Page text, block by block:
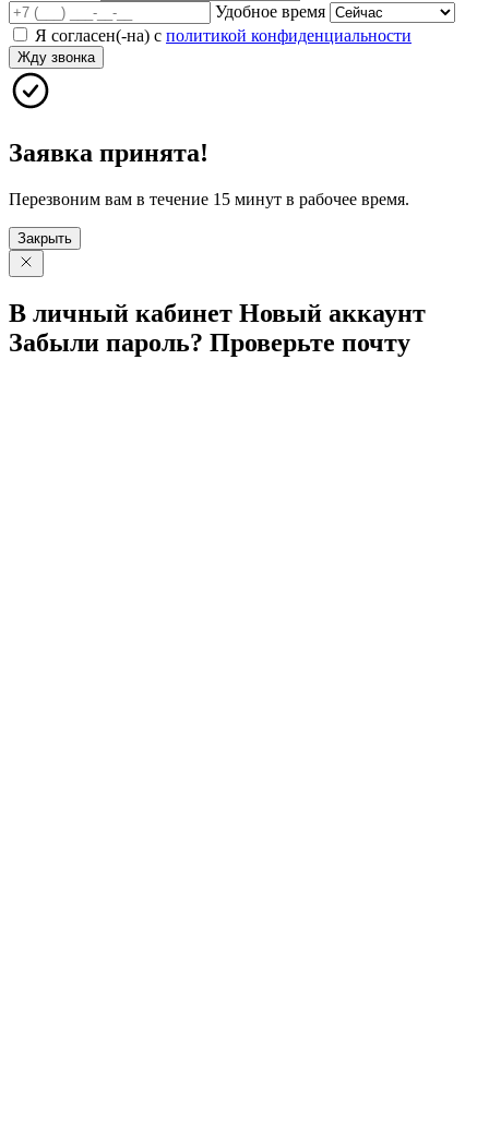
Удобное время
Я согласен(-на) с политикой конфиденциальности
Жду звонка
Заявка принята!
Перезвоним вам в течение 15 минут в рабочее время.
Закрыть
В личный кабинет Новый аккаунт
Забыли пароль? Проверьте почту